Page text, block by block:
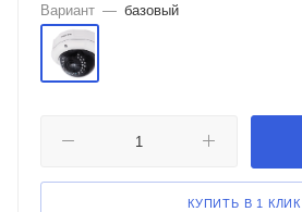
Вариант — базовый
КУПИТЬ В 1 КЛИК